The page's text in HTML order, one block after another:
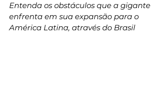
Entenda os obstáculos que a gigante
enfrenta em sua expansão para o
América Latina, através do Brasil